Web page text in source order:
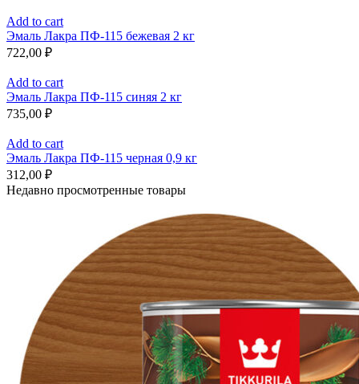
Add to cart
Эмаль Лакра ПФ-115 бежевая 2 кг
722,00 ₽
Add to cart
Эмаль Лакра ПФ-115 синяя 2 кг
735,00 ₽
Add to cart
Эмаль Лакра ПФ-115 черная 0,9 кг
312,00 ₽
Недавно просмотренные товары